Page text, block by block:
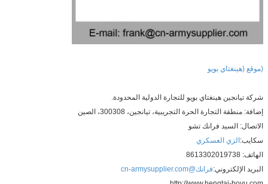
بويو
هينغتاي بويو للتجارة الدولية المحدودة.
الحرة التجريبية، تيانجين، 300308، الصين
فرانك تشو
العسكري
فرانك@cn-armysupplier.com